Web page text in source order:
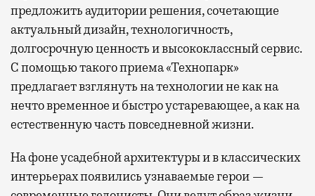
предложить аудитории решения, сочетающие
актуальный дизайн, технологичность,
долгосрочную ценность и высококлассный сервис.
С помощью такого приема «Технопарк»
предлагает взглянуть на технологии не как на
нечто временное и быстро устаревающее, а как на
естественную часть повседневной жизни.
На фоне усадебной архитектуры и в классических
интерьерах появились узнаваемые герои —